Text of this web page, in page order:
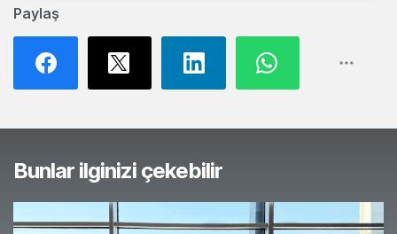
Paylaş
Bunlar ilginizi çekebilir